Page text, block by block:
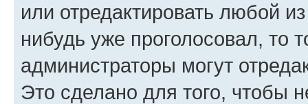
или отредактировать любой
нибудь уже проголосовал, то
администраторы могут
Это сделано для того, чтобы